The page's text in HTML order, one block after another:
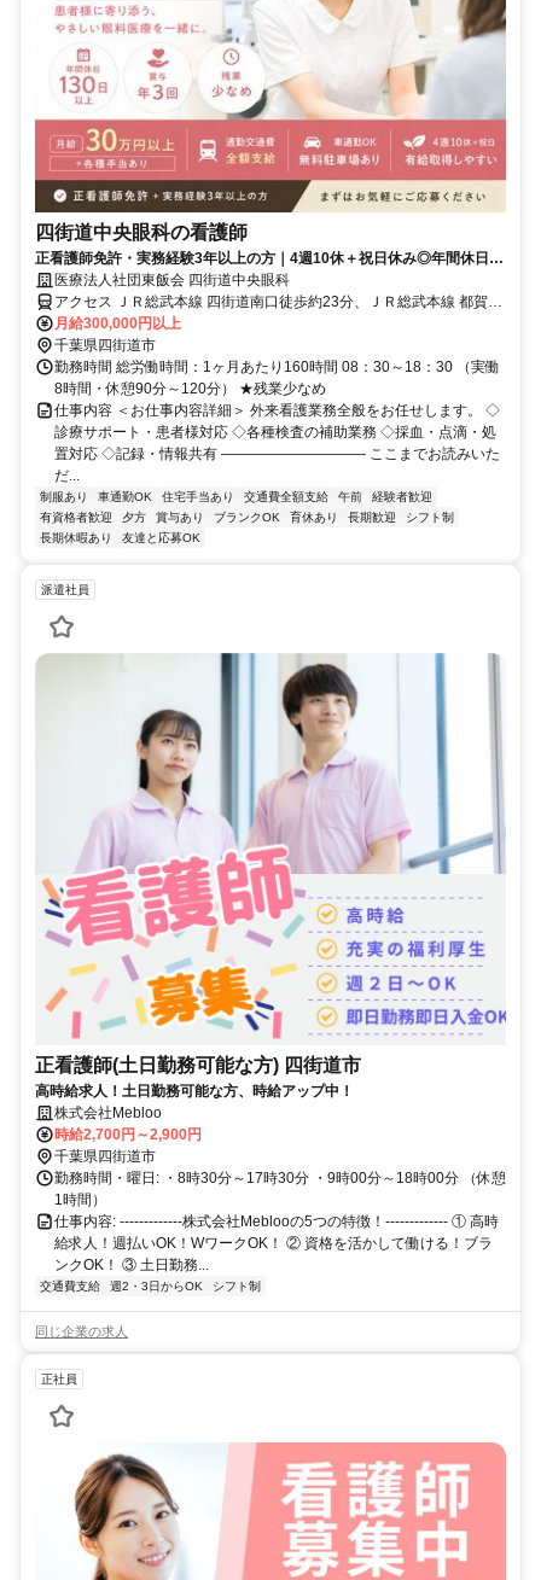
四街道中央眼科の看護師
正看護師免許・実務経験3年以上の方｜4週10休＋祝日休み◎年間休日
130日以上！賞与年3回♪
医療法人社団東飯会 四街道中央眼科
アクセス ＪＲ総武本線 四街道南口徒歩約23分、ＪＲ総武本線 都賀東
口徒歩約30分、ＪＲ総武本線 都賀東口徒歩約30分 JR総武本線・JR
成田線「四街道駅」南口からバス、バス停「めいわ三丁目」下車、徒
歩1分 ★車通勤OK！無料駐車場あり
月給300,000円以上
千葉県四街道市
勤務時間 総労働時間：1ヶ月あたり160時間 08：30～18：30 （実働
8時間・休憩90分～120分） ★残業少なめ
仕事内容 ＜お仕事内容詳細＞ 外来看護業務全般をお任せします。 ◇
診療サポート・患者様対応 ◇各種検査の補助業務 ◇採血・点滴・処
置対応 ◇記録・情報共有 ―――――――――― ここまでお読みいた
だ...
制服あり 車通勤OK 住宅手当あり 交通費全額支給 午前
経験者歓迎
有資格者歓迎
夕方 賞与あり ブランクOK 育休あり 長期歓迎
シフト制
長期休暇あり
友達と応募OK
派遣社員
正看護師(土日勤務可能な方) 四街道市
高時給求人！土日勤務可能な方、時給アップ中！
株式会社Mebloo
時給2,700円～2,900円
千葉県四街道市
勤務時間・曜日: ・8時30分～17時30分 ・9時00分～18時00分 （休憩
1時間）
仕事内容: -------------株式会社Meblooの5つの特徴！------------- ① 高時
給求人！週払いOK！WワークOK！ ② 資格を活かして働ける！ブラ
ンクOK！ ③ 土日勤務...
交通費支給 週2・3日からOK シフト制
同じ企業の求人
正社員